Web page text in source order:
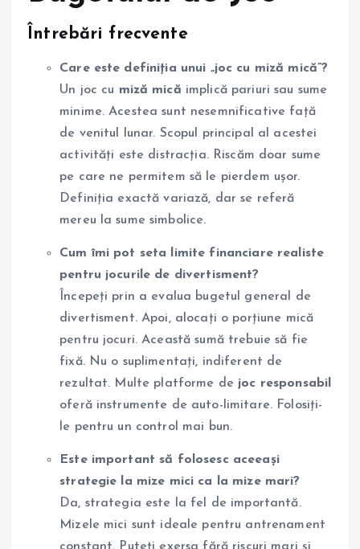
Întrebări frecvente
Care este definiția unui „joc cu miză mică”?
Un joc cu miză mică implică pariuri sau sume
minime. Acestea sunt nesemnificative față
de venitul lunar. Scopul principal al acestei
activități este distracția. Riscăm doar sume
pe care ne permitem să le pierdem ușor.
Definiția exactă variază, dar se referă
mereu la sume simbolice.
Cum îmi pot seta limite financiare realiste
pentru jocurile de divertisment?
Începeți prin a evalua bugetul general de
divertisment. Apoi, alocați o porțiune mică
pentru jocuri. Această sumă trebuie să fie
fixă. Nu o suplimentați, indiferent de
rezultat. Multe platforme de joc responsabil
oferă instrumente de auto-limitare. Folosiți-
le pentru un control mai bun.
Este important să folosesc aceeași
strategie la mize mici ca la mize mari?
Da, strategia este la fel de importantă.
Mizele mici sunt ideale pentru antrenament
constant. Puteți exersa fără riscuri mari și